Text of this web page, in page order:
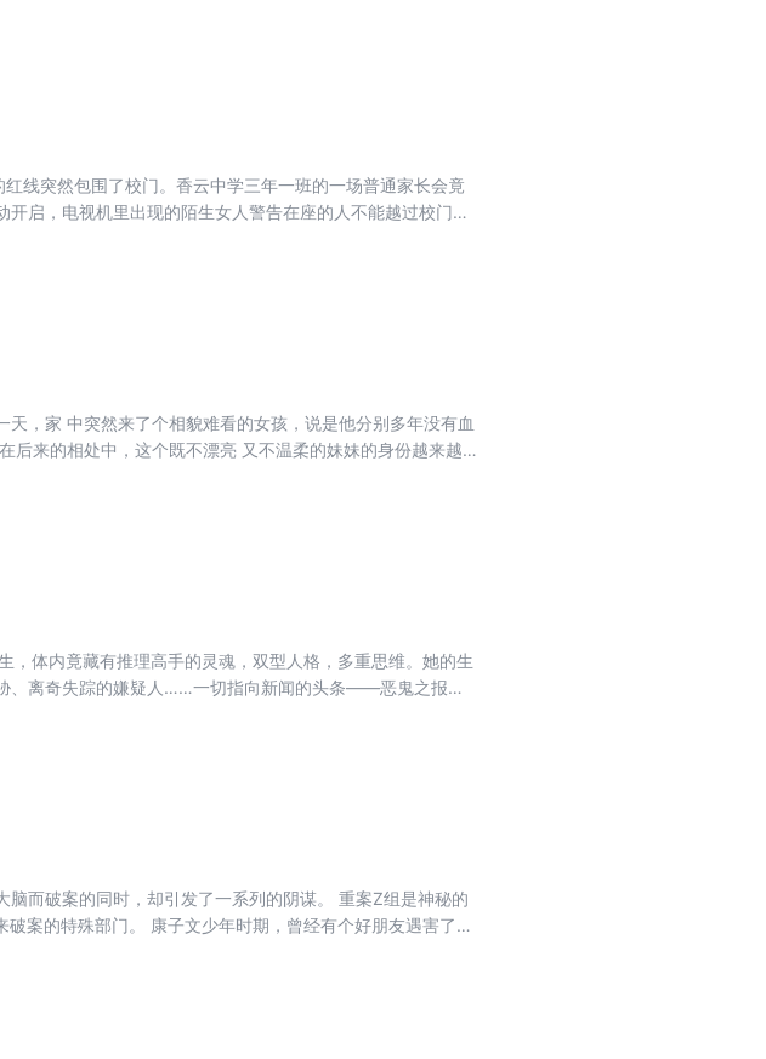
线突然包围了校门。香云中学三年一班的一场普通家长会竟
启，电视机里出现的陌生女人警告在座的人不能越过校门口
整个城市，一个人也没有……
，家 中突然来了个相貌难看的女孩，说是他分别多年没有血
来的相处中，这个既不漂亮 又不温柔的妹妹的身份越来越让
，体内竟藏有推理高手的灵魂，双型人格，多重思维。她的生
、离奇失踪的嫌疑人……一切指向新闻的头条——恶鬼之报
同时，却引发了一系列的阴谋。 重案Z组是神秘的
，曾经有个好朋友遇害了，